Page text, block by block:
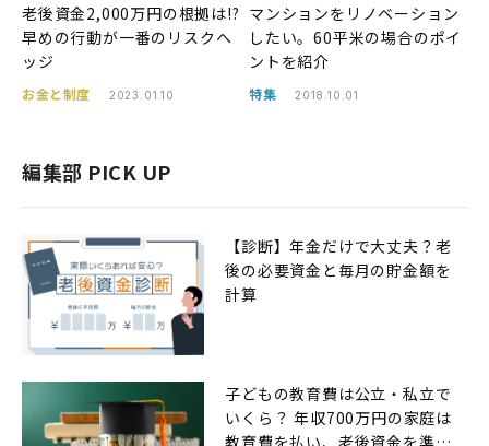
老後資金2,000万円の根拠は!?
早めの行動が一番のリスクヘ
ッジ
お金と制度 2023.01.10
マンションをリノベーション
したい。60平米の場合のポイ
ントを紹介
特集 2018.10.01
編集部 PICK UP
【診断】年金だけで大丈夫？老
後の必要資金と毎月の貯金額を
計算
子どもの教育費は公立・私立で
いくら？ 年収700万円の家庭は
教育費を払い、老後資金を準備